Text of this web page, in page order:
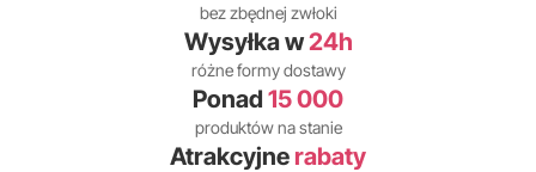
bez zbędnej zwłoki
Wysyłka w24h
różne formy dostawy
Ponad 15 000
produktów na stanie
Atrakcyjne rabaty